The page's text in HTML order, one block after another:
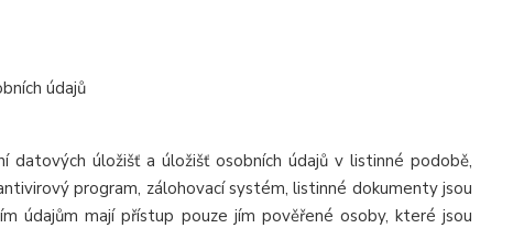
údajů
datových úložišť a úložišť osobních údajů v listinné podobě,
program, zálohovací systém, listinné dokumenty jsou
údajům mají přístup pouze jím pověřené osoby, které jsou